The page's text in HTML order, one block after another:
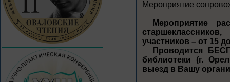
Мероприятие
Мероприятие
участников – от 15
Проводится
библиотеки (г.
выезд в Вашу